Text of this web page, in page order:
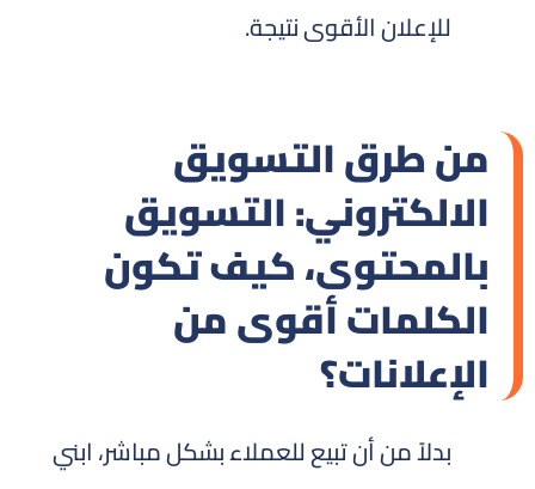
للإعلان الأقوى نتيجة.
من طرق التسويق
الالكتروني: التسويق
بالمحتوى، كيف تكون
الكلمات أقوى من
الإعلانات؟
بدلاً من أن تبيع للعملاء بشكل مباشر، ابني